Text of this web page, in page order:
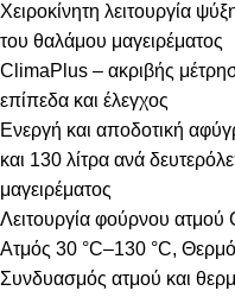
Χειροκίνητη λειτουργία
του θαλάμου μαγειρέματος
ClimaPlus – ακριβής
επίπεδα και έλεγχος
Ενεργή και αποδοτική
και 130 λίτρα ανά
μαγειρέματος
Λειτουργία φούρνου ατμού
Ατμός 30 °C–130 °C,
Συνδυασμός ατμού και